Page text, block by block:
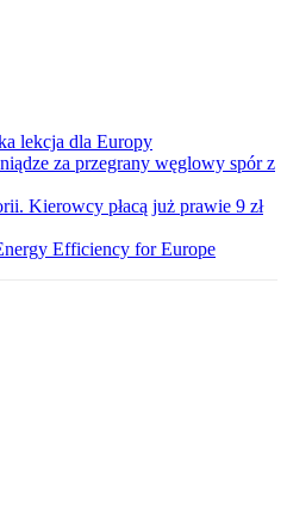
lekcja dla Europy
za przegrany węglowy spór z
Kierowcy płacą już prawie 9 zł
Efficiency for Europe